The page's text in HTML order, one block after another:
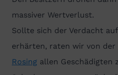
massiver Wertverlust.
Sollte sich der Verdacht
erhärten, raten wir von der
Rosing allen Geschädigten